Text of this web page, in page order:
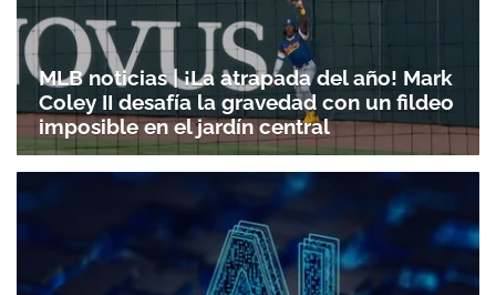
MLB noticias | ¡La atrapada del año! Mark
Coley II desafía la gravedad con un fildeo
imposible en el jardín central